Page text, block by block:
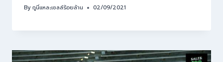
Byกูนี่แหละเซลล์ร้อยล้าน 02/09/2021